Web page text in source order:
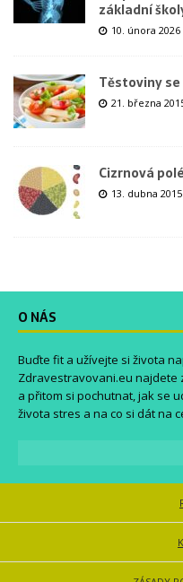
základní
10. února 2026
Těstoviny
21. března
Cizrnová
13. dubna 2015
O NÁS
Buďte fit a užívejte si života
Zdravestravovani.eu najdete
a přitom si pochutnat, jak se
života stres a na co si dát na